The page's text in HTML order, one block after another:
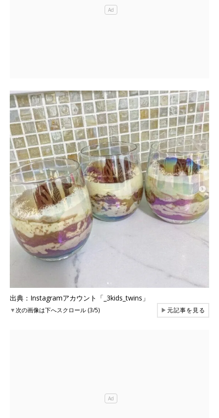
出典：Instagramアカウント「_3kids_twins」
▼次の画像は下へスクロール (3/5) ▶元記事を見る